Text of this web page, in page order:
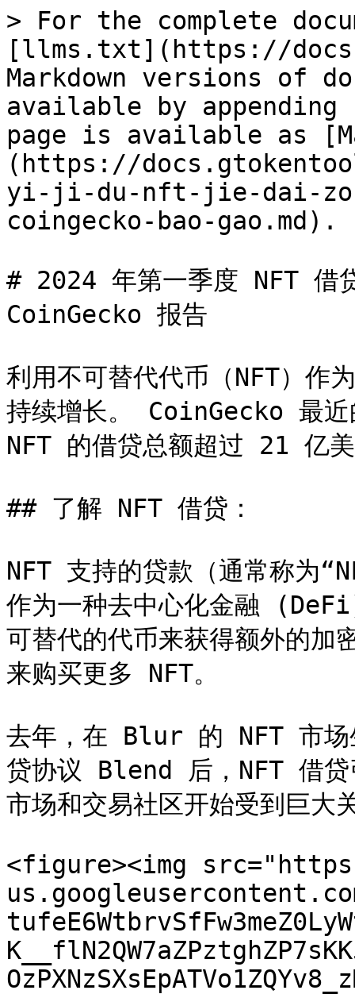
> For the complete
[llms.txt](https://
Markdown versions of
available by
page is available as
(https://
yi-ji-du-nft-jie-dai-
coingecko-bao-gao.md).
# 2024 年第一季度 NFT 借
CoinGecko 报告
利用不可替代代币（NFT）作
持续增长。 CoinGecko 最近
NFT 的借贷总额超过 21 亿
## 了解 NFT 借贷：
NFT 支持的贷款（通常称为
作为一种去中心化金融
可替代的代币来获得额外的加
来购买更多 NFT。
去年，在 Blur 的 NFT 市场
贷协议 Blend 后，NFT 借贷
市场和交易社区开始受到巨大
<figure><img